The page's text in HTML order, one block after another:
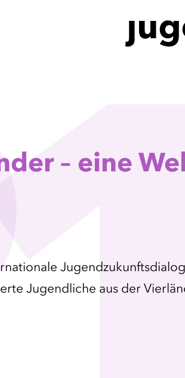
– eine
Jugendliche aus der